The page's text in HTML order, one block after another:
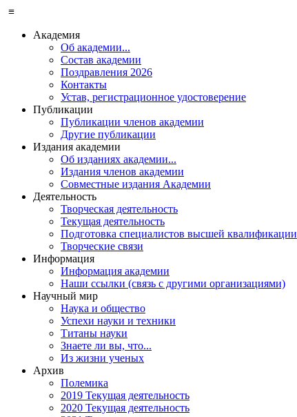
≡
Академия
Об академии...
Состав академии
Поздравления 2026
Контакты
Устав, регистрационное удостоверение
Публикации
Публикации членов академии
Другие публикации
Издания академии
Об изданиях академии...
Издания членов академии
Совместные издания Академии
Деятельность
Творческая деятельность
Текущая деятельность
Подготовка специалистов высшей квалификации
Творческие связи
Информация
Информация академии
Наши ссылки (связь с другими организациями)
Научный мир
Наука и общество
Успехи науки и техники
Титаны науки
Знаете ли вы, что...
Из жизни ученых
Архив
Полемика
2019 Текущая деятельность
2020 Текущая деятельность